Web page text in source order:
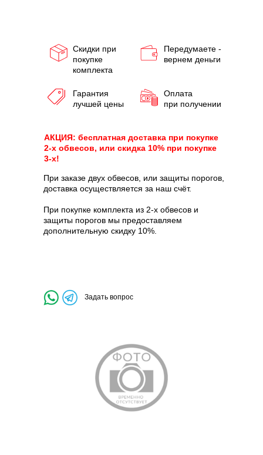
Скидки при
покупке
комплекта
Передумаете -
вернем деньги
Гарантия
лучшей цены
Оплата
при получении
АКЦИЯ: бесплатная доставка при покупке
2-х обвесов, или скидка 10% при покупке
3-х!
При заказе двух обвесов, или защиты порогов,
доставка осуществляется за наш счёт.
При покупке комплекта из 2-х обвесов и
защиты порогов мы предоставляем
дополнительную скидку 10%.
Задать вопрос